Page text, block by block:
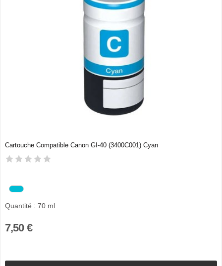
Cartouche Compatible Canon GI-40 (3400C001) Cyan
Quantité : 70 ml
7,50 €